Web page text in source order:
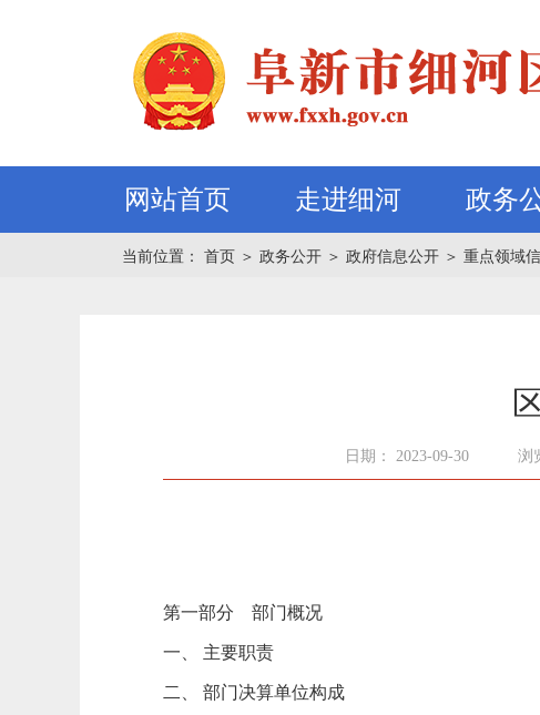
网站首页 走进细河 政务
当前位置： 首页 ＞ 政务公开 ＞ 政府信息公开 ＞ 重点领域
日期： 2023-09-30 浏
第一部分 部门概况
一、 主要职责
二、 部门决算单位构成